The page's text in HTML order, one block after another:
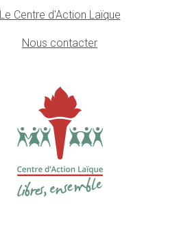
Le Centre d'Action Laïque
Nous contacter